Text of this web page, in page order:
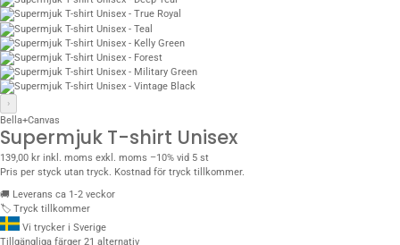
›
Bella+Canvas
Supermjuk T-shirt Unisex
139,00 kr inkl. moms exkl. moms –10% vid 5 st
Pris per styck utan tryck. Kostnad för tryck tillkommer.
🚚 Leverans ca 1‑2 veckor
🏷️ Tryck tillkommer
Vi trycker i Sverige
Tillgängliga färger 21 alternativ